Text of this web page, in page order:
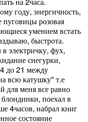
году, энергичность,
пуговицы розовая
умением встать
быстрота.
в электричку, фух,
снегурки,
до 21 между
всю катушку" т.е
меня все равно
поехал в
4часов, набрал книг
состояние